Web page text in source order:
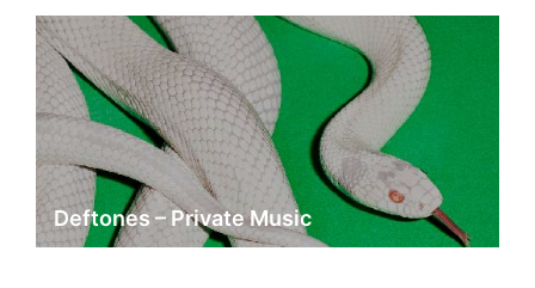
Deftones – Private Music